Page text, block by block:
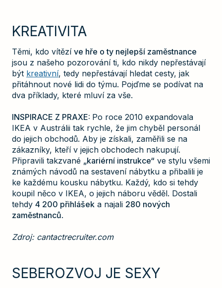
KREATIVITA
Těmi, kdo vítězí ve hře o ty nejlepší zaměstnance
jsou z našeho pozorování ti, kdo nikdy nepřestávají
být kreativní, tedy nepřestávají hledat cesty, jak
přitáhnout nové lidi do týmu. Pojďme se podívat na
dva příklady, které mluví za vše.
INSPIRACE Z PRAXE: Po roce 2010 expandovala
IKEA v Austrálii tak rychle, že jim chyběl personál
do jejich obchodů. Aby je získali, zaměřili se na
zákazníky, kteří v jejich obchodech nakupují.
Připravili takzvané „kariérní instrukce“ ve stylu všemi
známých návodů na sestavení nábytku a přibalili je
ke každému kousku nábytku. Každý, kdo si tehdy
koupil něco v IKEA, o jejich náboru věděl. Dostali
tehdy 4 200 přihlášek a najali 280 nových
zaměstnanců.
Zdroj: cantactrecruiter.com
SEBEROZVOJ JE SEXY